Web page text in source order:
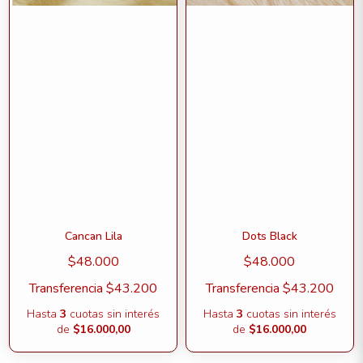
Cancan Lila
$48.000
Transferencia$43.200
Hasta3 cuotas sin interés
de $16.000,00
Dots Black
$48.000
Transferencia $43.200
Hasta 3 cuotas sin interés
de $16.000,00